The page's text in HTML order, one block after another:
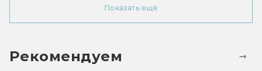
Показать ещё
Рекомендуем